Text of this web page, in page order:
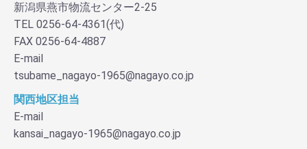
新潟県燕市物流センター2-25
TEL 0256-64-4361(代)
FAX 0256-64-4887
E-mail
tsubame_nagayo-1965@nagayo.co.jp
関西地区担当
E-mail
kansai_nagayo-1965@nagayo.co.jp